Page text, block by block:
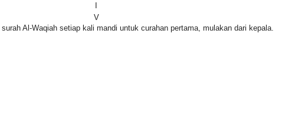
I
V
Al-Waqiah setiap kali mandi untuk curahan pertama, mulakan dari kepala.